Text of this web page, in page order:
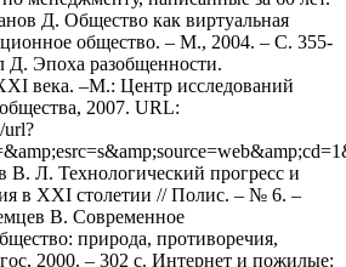
Д. Общество как виртуальная
общество. – М., 2004. – С. 355-
Д. Эпоха разобщенности.
века. –М.: Центр исследований
2007. URL:
url?
Л. Технологический прогресс и
в XXI столетии // Полис. – № 6. –
В. Современное
природа, противоречия,
2000. – 302 с. Интернет и пожилые: